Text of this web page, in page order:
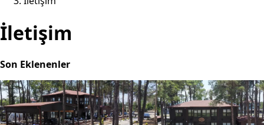
İletişim
Son Eklenenler